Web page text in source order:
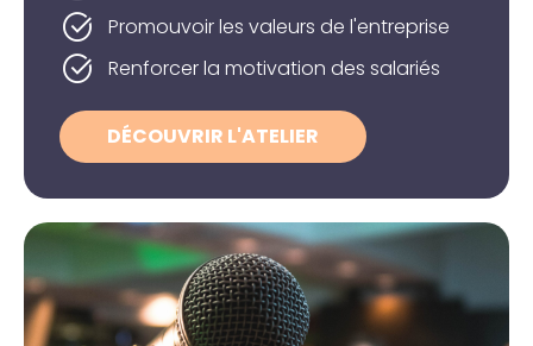
Promouvoir les valeurs de l'entreprise
Renforcer la motivation des salariés
DÉCOUVRIR L'ATELIER